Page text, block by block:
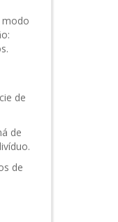
modo
de
de
de